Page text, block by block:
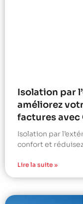
Isolation par
améliorez
factures avec
Isolation par
confort et
Lire la suite »